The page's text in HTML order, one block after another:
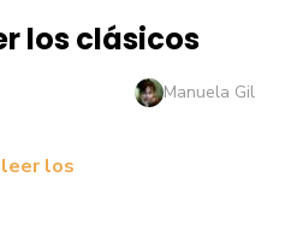
los clásicos
Autor
Manuela Gil